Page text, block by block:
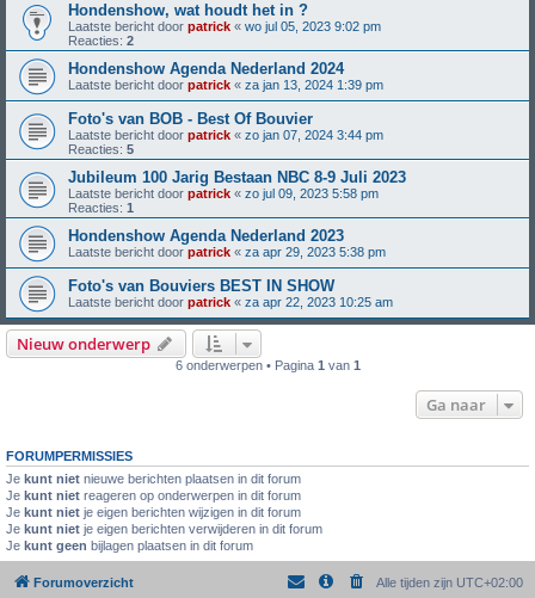
Hondenshow, wat houdt het in ?
Laatste bericht door patrick « wo jul 05, 2023 9:02 pm
Reacties: 2
Hondenshow Agenda Nederland 2024
Laatste bericht door patrick « za jan 13, 2024 1:39 pm
Foto's van BOB - Best Of Bouvier
Laatste bericht door patrick « zo jan 07, 2024 3:44 pm
Reacties: 5
Jubileum 100 Jarig Bestaan NBC 8-9 Juli 2023
Laatste bericht door patrick « zo jul 09, 2023 5:58 pm
Reacties: 1
Hondenshow Agenda Nederland 2023
Laatste bericht door patrick « za apr 29, 2023 5:38 pm
Foto's van Bouviers BEST IN SHOW
Laatste bericht door patrick « za apr 22, 2023 10:25 am
Nieuw onderwerp
6 onderwerpen • Pagina 1 van 1
Ga naar
FORUMPERMISSIES
Je kunt niet nieuwe berichten plaatsen in dit forum
Je kunt niet reageren op onderwerpen in dit forum
Je kunt niet je eigen berichten wijzigen in dit forum
Je kunt niet je eigen berichten verwijderen in dit forum
Je kunt geen bijlagen plaatsen in dit forum
Forumoverzicht Alle tijden zijn UTC+02:00